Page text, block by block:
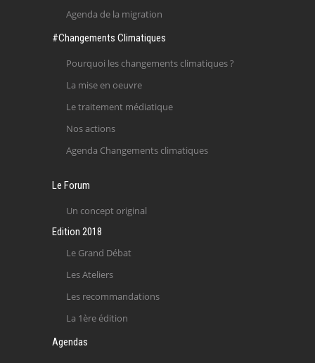
Agenda de la migration
#Changements Climatiques
Pourquoi les changements climatiques ?
La mise en oeuvre
Le traitement médiatique
Nos actions
Agenda Changements climatiques
Le Forum
Un concept original
Edition 2018
Le Grand Débat
Les Ateliers
Les recommandations
La 1ère édition
Agendas